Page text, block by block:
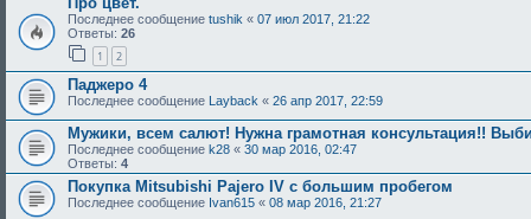
Последнее сообщение tushik « 07 июл 2017, 21:22
Ответы: 26
1 2
Паджеро 4
Последнее сообщение Layback « 26 апр 2017, 22:59
Мужики, всем салют! Нужна грамотная консультация!!
Последнее сообщение k28 « 30 мар 2016, 02:47
Ответы: 4
Покупка Mitsubishi Pajero IV с большим пробегом
Последнее сообщение Ivan615 « 08 мар 2016, 21:27